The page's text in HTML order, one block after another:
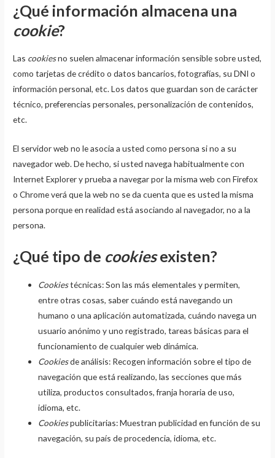
¿Qué información almacena una
cookie?
Las cookiesno suelen almacenar información sensible sobre usted,
como tarjetas de crédito o datos bancarios, fotografías, su DNI o
información personal, etc. Los datos que guardan son de carácter
técnico, preferencias personales, personalización de contenidos,
etc.
El servidor web no le asocia a usted como persona si no a su
navegador web. De hecho, si usted navega habitualmente con
Internet Explorer y prueba a navegar por la misma web con Firefox
o Chrome verá que la web no se da cuenta que es usted la misma
persona porque en realidad está asociando al navegador, no a la
persona.
¿Qué tipo de cookiesexisten?
Cookiestécnicas: Son las más elementales y permiten,
entre otras cosas, saber cuándo está navegando un
humano o una aplicación automatizada, cuándo navega un
usuario anónimo y uno registrado, tareas básicas para el
funcionamiento de cualquier web dinámica.
Cookiesde análisis: Recogen información sobre el tipo de
navegación que está realizando, las secciones que más
utiliza, productos consultados, franja horaria de uso,
idioma, etc.
Cookiespublicitarias: Muestran publicidad en función de su
navegación, su país de procedencia, idioma, etc.